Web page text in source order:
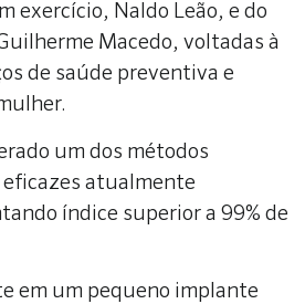
exercício, Naldo Leão, e do
Macedo, voltadas à
de saúde preventiva e
um dos métodos
atualmente
índice superior a 99% de
em um pequeno implante